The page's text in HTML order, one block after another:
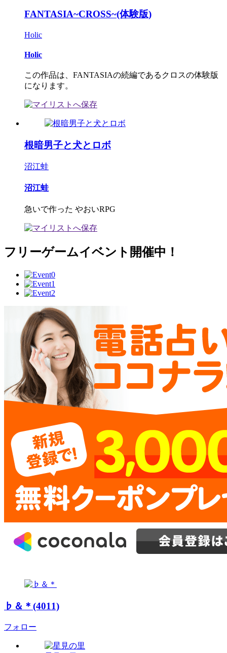
FANTASIA~CROSS~(体験版)
Holic
Holic
この作品は、FANTASIAの続編であるクロスの体験版
になります。
根暗男子と犬とロボ
沼江蛙
沼江蛙
急いで作った やおいRPG
フリーゲームイベント開催中！
♭＆＊(4011)
フォロー